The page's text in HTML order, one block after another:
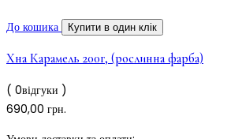
До кошика Купити в один клік
Хна Карамель 200г, (рослинна фарба)
( 0відгуки )
690,00 грн.